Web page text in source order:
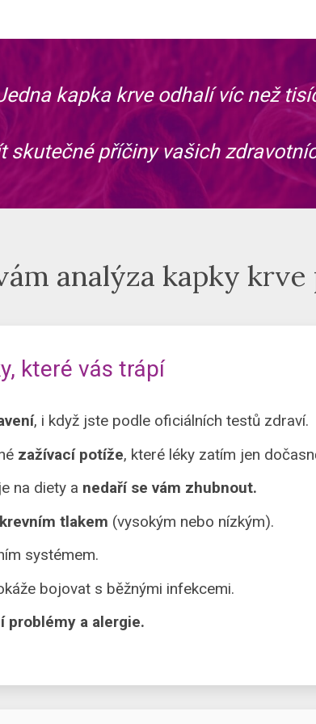
volnými radikály
a jednoduchých saharidů ze stravy
bílkovin, nestrávených bílkoviny
kapka krve odhalí vícnež
skutečné příčiny vašich
analýza kapky krve
které vás trápí
, i když jste podle oficiálních testů zdraví.
zažívací potíže, které léky zatím jen
na diety a nedaří se vám zhubnout.
tlakem (vysokým nebo nízkým).
systémem.
bojovat s běžnými infekcemi.
problémy a alergie.